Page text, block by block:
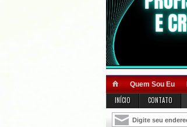
Quem Sou Eu
INÍCIO CONTATO